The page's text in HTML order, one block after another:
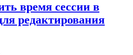
время сессии в
редактирования